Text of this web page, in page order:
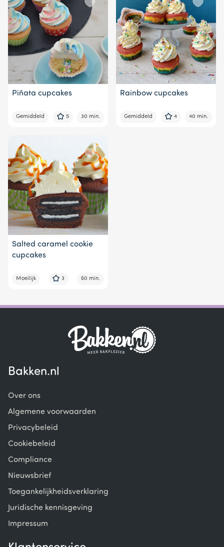
Piñata cupcakes
Gemiddeld 5 30 min.
Rainbow cupcakes
Gemiddeld 4 40 min.
Salted caramel cookie
cupcakes
Moeilijk 3 60 min.
Bakken.nl
Over ons
Algemene voorwaarden
Privacybeleid
Cookiebeleid
Compliance
Nieuwsbrief
Toegankelijkheidsverklaring
Juridische kennisgeving
Impressum